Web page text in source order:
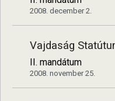
2008. december 2.
Vajdaság
II. mandátum
2008. november 25.